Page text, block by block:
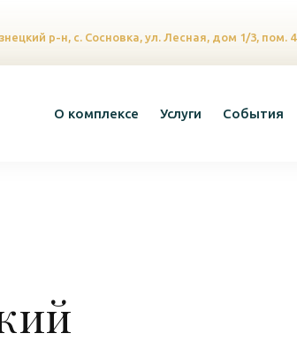
р-н, с. Сосновка, ул. Лесная, дом 1/3, пом. 4
О комплексе Услуги События